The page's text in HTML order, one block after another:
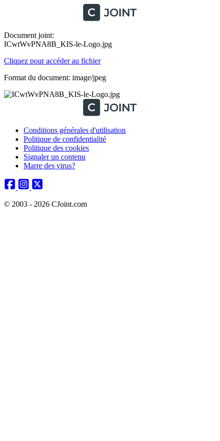
Document joint:
ICwtWvPNA8B_KIS-le-Logo.jpg
Cliquez pour accéder au fichier
Format du document: image/jpeg
Conditions générales d'utilisation
Politique de confidentialité
Politique des cookies
Signaler un contenu
Marre des virus?
© 2003 - 2026 CJoint.com